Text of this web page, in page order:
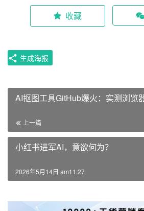
收藏
生成海报
AI抠图工具GitHub爆火：实测浏览
上一篇
小红书进军AI，意欲何为？
2026年5月14日 am11:27